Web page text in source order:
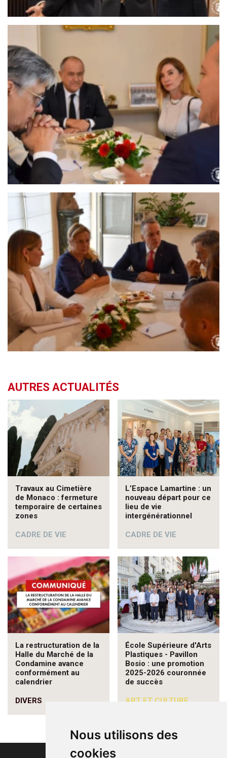
Nous utilisons des
cookies
AUTRES ACTUALITÉS
Travaux au Cimetière
de Monaco : fermeture
temporaire de certaines
zones
CADRE DE VIE
L’Espace Lamartine : un
nouveau départ pour ce
lieu de vie
intergénérationnel
CADRE DE VIE
La restructuration de la
Halle du Marché de la
Condamine avance
conformément au
calendrier
DIVERS
École Supérieure d'Arts
Plastiques - Pavillon
Bosio : une promotion
2025-2026 couronnée
de succès
ART ET CULTURE